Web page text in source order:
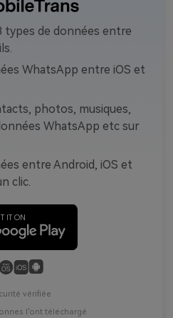
types de données entre
WhatsApp entre iOS et
photos, musiques,
WhatsApp etc sur
entre Android, iOS et
clic.
vérifiée
l'ont téléchargé